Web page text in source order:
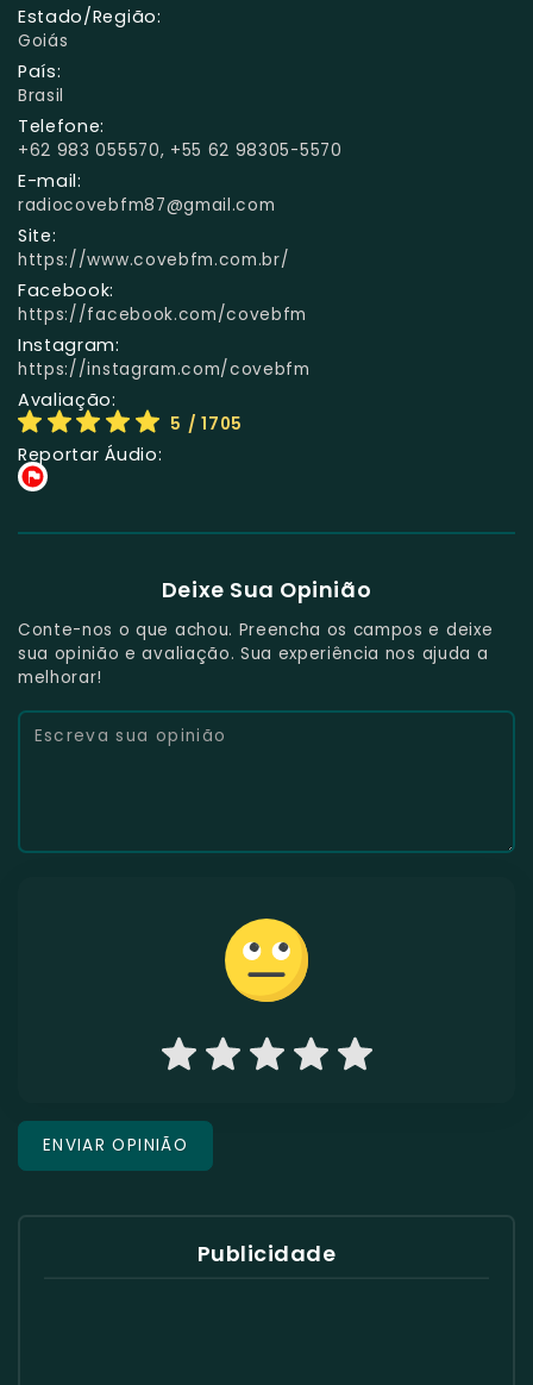
Estado/Região:
Goiás
País:
Brasil
Telefone:
+62 983 055570, +55 62 98305-5570
E-mail:
radiocovebfm87@gmail.com
Site:
https://www.covebfm.com.br/
Facebook:
https://facebook.com/covebfm
Instagram:
https://instagram.com/covebfm
Avaliação:
5 / 1705
Reportar Áudio:
Deixe Sua Opinião
Conte-nos o que achou. Preencha os campos e deixe
sua opinião e avaliação. Sua experiência nos ajuda a
melhorar!
Publicidade